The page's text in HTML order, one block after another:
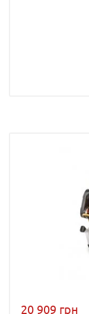
20 909 грн